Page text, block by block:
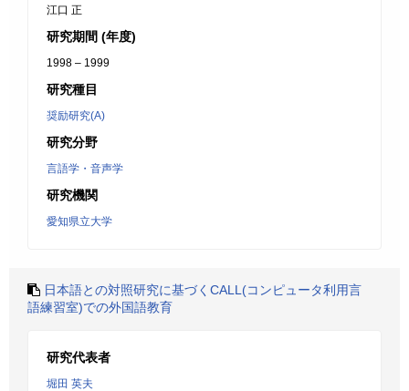
江口 正
研究期間 (年度)
1998 – 1999
研究種目
奨励研究(A)
研究分野
言語学・音声学
研究機関
愛知県立大学
日本語との対照研究に基づくCALL(コンピュータ利用言
語練習室)での外国語教育
研究代表者
堀田 英夫